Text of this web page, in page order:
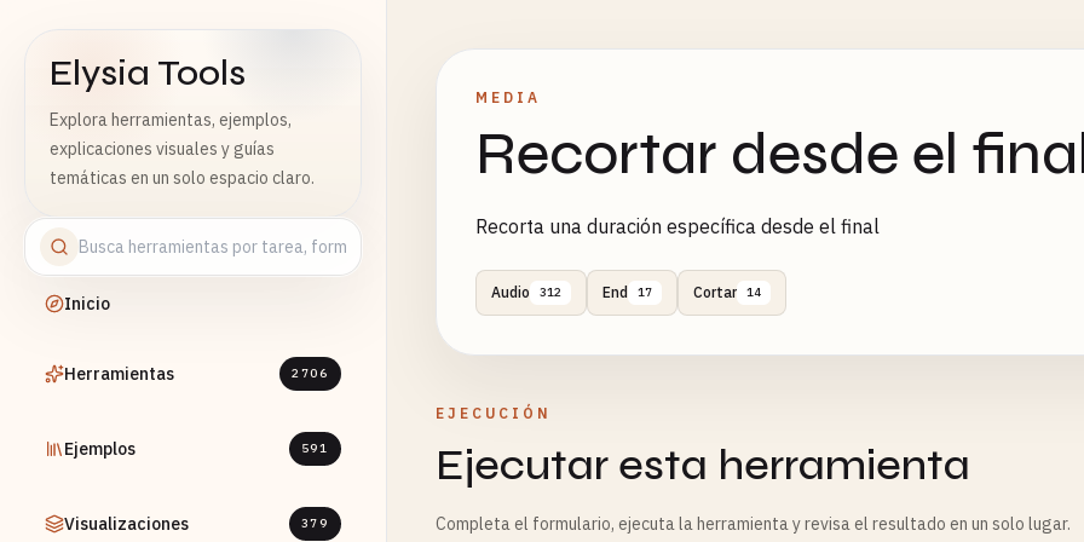
Elysia Tools
Explora herramientas, ejemplos,
explicaciones visuales y guías
temáticas en un solo espacio claro.
Inicio
Herramientas 2706
Ejemplos 591
Visualizaciones 379
MEDIA
Recortar desde el
Recorta una duración específica desde el final
Audio 312 End 17 Cortar 14
EJECUCIÓN
Ejecutar esta herramienta
Completa el formulario, ejecuta la herramienta y revisa el resultado en un solo lugar.